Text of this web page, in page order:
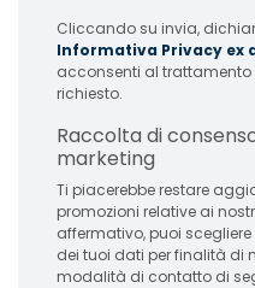
Cliccando su invia,
Informativa Privacy ex
acconsenti al trattamento
richiesto.
Raccolta di
marketing
Ti piacerebbe restare
promozioni relative ai nostri
affermativo, puoi
dei tuoi dati per finalità di
modalità di contatto di